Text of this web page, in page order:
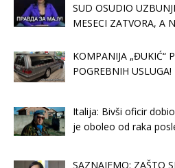
SUD OSUDIO
MESECI ZATVORA, A
KOMPANIJA „ĐUKIĆ“
POGREBNIH USLUGA!
Italija: Bivši oficir
je oboleo od raka
SAZNAJEMO: ZAŠTO